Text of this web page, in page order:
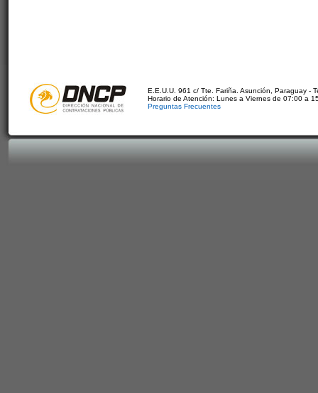
E.E.U.U. 961 c/ Tte. Fariña. Asunción, Paraguay -
Horario de Atención: Lunes a Viernes de 07:00 a
Preguntas Frecuentes